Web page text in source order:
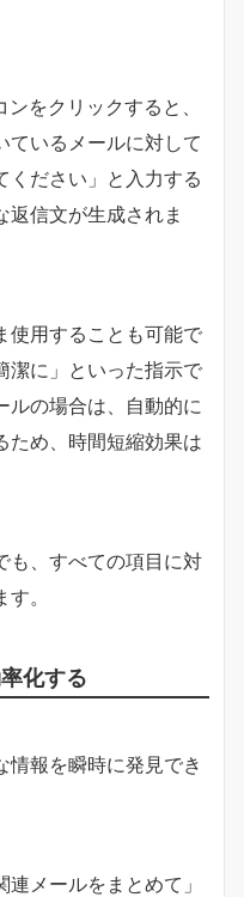
をクリックすると、
ているメールに対して
ください」と入力する
返信文が生成されま
使用することも可能で
潔に」といった指示で
ルの場合は、自動的に
ため、時間短縮効果は
も、すべての項目に対
。
化する
情報を瞬時に発見でき
メールをまとめて」